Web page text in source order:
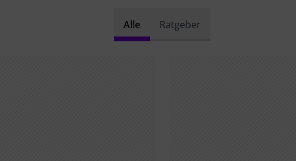
Alle Ratgeber